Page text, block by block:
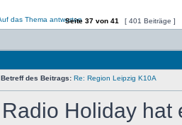
Seite 37 von 41 [ 401 Beiträge ]
Betreff des Beitrags: Re: Region Leipzig K10A
Radio Holiday hat